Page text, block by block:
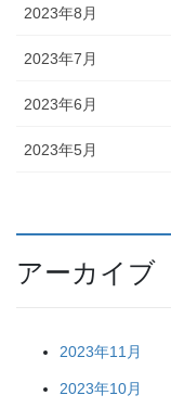
2023年8月
2023年7月
2023年6月
2023年5月
アーカイブ
2023年11月
2023年10月